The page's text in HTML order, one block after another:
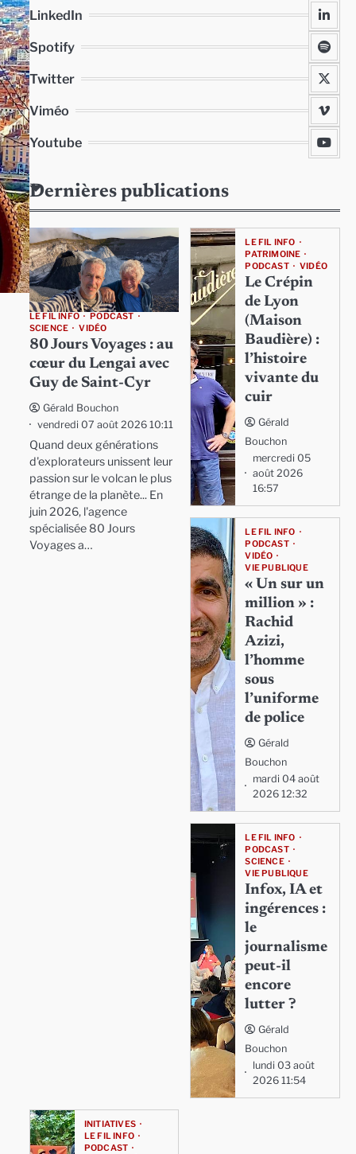
LinkedIn
Spotify
Twitter
Viméo
Youtube
Dernières publications
LE FIL INFO
PODCAST
SCIENCE
VIDÉO
80 Jours Voyages : au
cœur du Lengai avec
Guy de Saint-Cyr
Gérald Bouchon
vendredi 07 août 2026 10:11
Quand deux générations
d'explorateurs unissent leur
passion sur le volcan le plus
étrange de la planète... En
juin 2026, l'agence
spécialisée 80 Jours
Voyages a…
LE FIL INFO
PATRIMOINE
PODCAST
VIDÉO
Le Crépin
de Lyon
(Maison
Baudière) :
l’histoire
vivante du
cuir
Gérald
Bouchon
mercredi 05
août 2026
16:57
LE FIL INFO
PODCAST
VIDÉO
VIE PUBLIQUE
« Un sur un
million » :
Rachid
Azizi,
l’homme
sous
l’uniforme
de police
Gérald
Bouchon
mardi 04 août
2026 12:32
LE FIL INFO
PODCAST
SCIENCE
VIE PUBLIQUE
Infox, IA et
ingérences :
le
journalisme
peut-il
encore
lutter ?
Gérald
Bouchon
lundi 03 août
2026 11:54
INITIATIVES
LE FIL INFO
PODCAST